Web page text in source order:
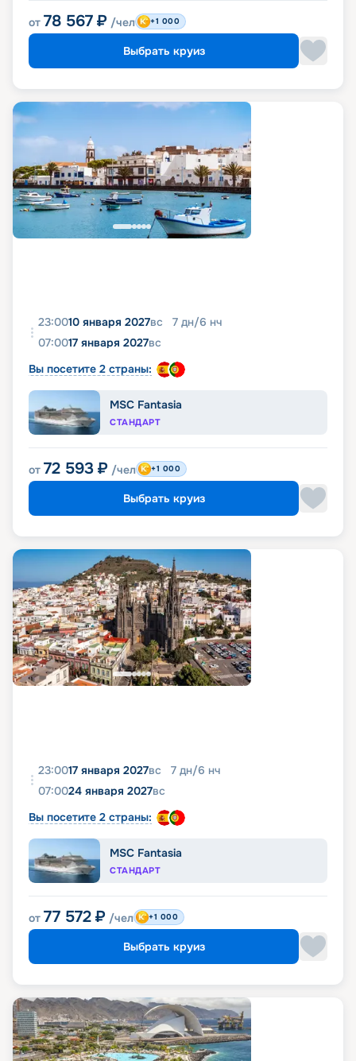
от 78 567 ₽ /чел +1 000
Выбрать круиз
23:0010 января 2027вс 7 дн/6 нч
07:0017 января 2027вс
Вы посетите 2 страны:
MSC Fantasia
СТАНДАРТ
от 72 593 ₽ /чел +1 000
Выбрать круиз
23:0017 января 2027вс 7 дн/6 нч
07:0024 января 2027вс
Вы посетите 2 страны:
MSC Fantasia
СТАНДАРТ
от 77 572 ₽ /чел +1 000
Выбрать круиз